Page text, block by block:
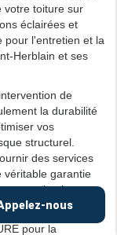
votre toiture sur
éclairées et
pour l'entretien et la
Herblain et ses
de
la durabilité
vos
structurel.
des services
véritable garantie
patrimoine
pour la
nous